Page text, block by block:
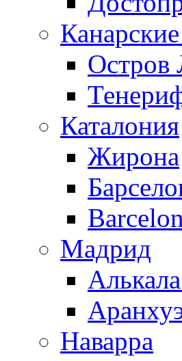
Остров
Каталония
Жирона
Мадрид
Наварра